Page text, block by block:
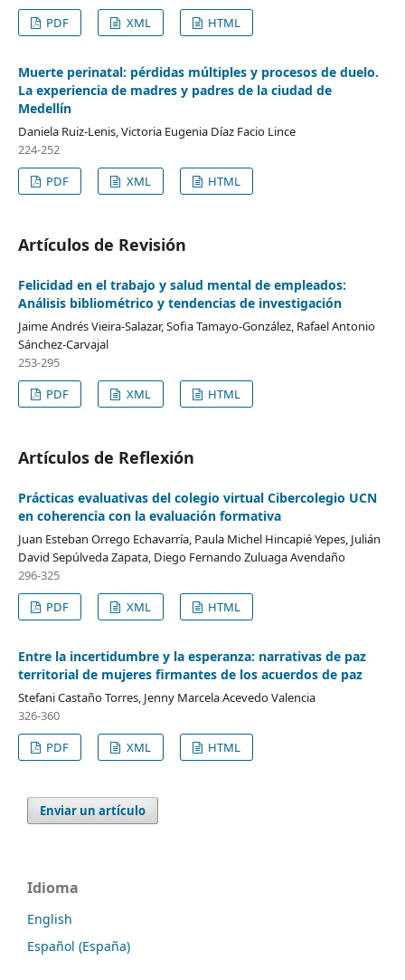
PDF
XML HTML
Muerte perinatal: pérdidas múltiples y procesos de duelo.
La experiencia de madres y padres de la ciudad de
Medellín
Daniela Ruiz-Lenis, Victoria Eugenia Díaz Facio Lince
224-252
PDF
XML HTML
Artículos de Revisión
Felicidad en el trabajo y salud mental de empleados:
Análisis bibliométrico y tendencias de investigación
Jaime Andrés Vieira-Salazar, Sofia Tamayo-González, Rafael Antonio
Sánchez-Carvajal
253-295
PDF
XML HTML
Artículos de Reflexión
Prácticas evaluativas del colegio virtual Cibercolegio UCN
en coherencia con la evaluación formativa
Juan Esteban Orrego Echavarría, Paula Michel Hincapié Yepes, Julián
David Sepúlveda Zapata, Diego Fernando Zuluaga Avendaño
296-325
PDF
XML HTML
Entre la incertidumbre y la esperanza: narrativas de paz
territorial de mujeres firmantes de los acuerdos de paz
Stefani Castaño Torres, Jenny Marcela Acevedo Valencia
326-360
PDF
XML HTML
Enviar un artículo
Idioma
English
Español (España)